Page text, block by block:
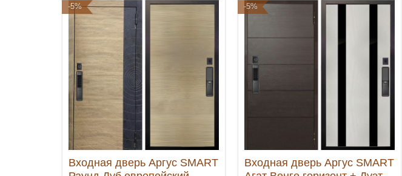
-5%
Входная дверь Аргус SMART
-5%
Входная дверь Аргус SMART